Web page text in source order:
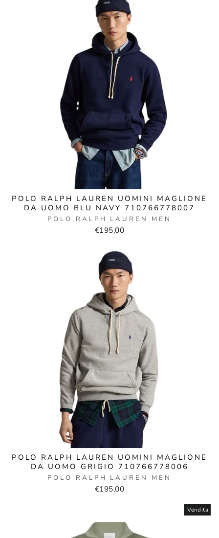
POLO RALPH LAUREN UOMINI MAGLIONE
DA UOMO BLU NAVY 710766778007
POLO RALPH LAUREN MEN
€195,00
POLO RALPH LAUREN UOMINI MAGLIONE
DA UOMO GRIGIO 710766778006
POLO RALPH LAUREN MEN
€195,00
Vendita